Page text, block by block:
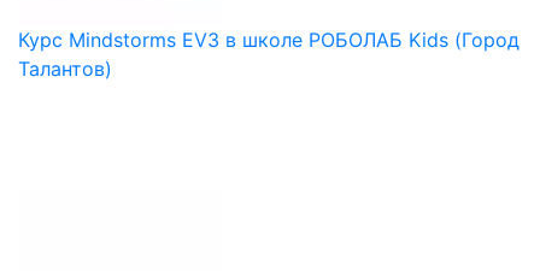
Курс Mindstorms EV3 в школе РОБОЛАБ Kids (Город
Талантов)